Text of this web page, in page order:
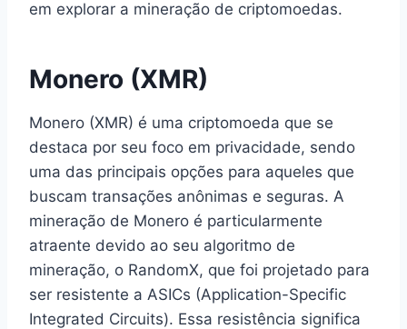
em explorar a mineração de criptomoedas.
Monero (XMR)
Monero (XMR) é uma criptomoeda que se
destaca por seu foco em privacidade, sendo
uma das principais opções para aqueles que
buscam transações anônimas e seguras. A
mineração de Monero é particularmente
atraente devido ao seu algoritmo de
mineração, o RandomX, que foi projetado para
ser resistente a ASICs (Application-Specific
Integrated Circuits). Essa resistência significa